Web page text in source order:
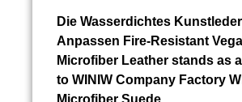
Die Wasserdichtes Kunstleder
Anpassen Fire-Resistant
Microfiber Leather stands as
to WINIW Company Factory